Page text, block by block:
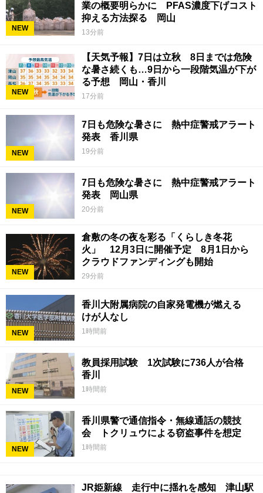
NEW
業の概要明らかに PFAS濃度下げコスト
抑える方法探る 岡山
13分前
NEW
【天気予報】7日は立秋 8日までは危険
な暑さ続くも…9日から一段階気温が下が
る予想 岡山・香川
17分前
NEW
7日も危険な暑さに 熱中症警戒アラート
発表 香川県
19分前
NEW
7日も危険な暑さに 熱中症警戒アラート
発表 岡山県
20分前
NEW
倉敷の冬の夜を彩る「くらしき冬花
火」 12月3日に開催予定 8月1日から
クラウドファンディングも開始
29分前
NEW
香川大附属病院の自家発電機が燃える
けが人なし
1時間前
NEW
教員採用試験 1次試験に736人が合格
香川
1時間前
NEW
香川県警で通信指令・無線通話の競技
会 トクリュウによる窃盗事件を想定
1時間前
JR姫新線 走行中に揺れを感知 津山駅